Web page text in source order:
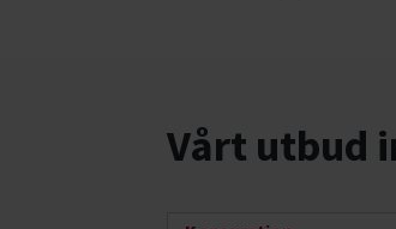
Vårt utbud